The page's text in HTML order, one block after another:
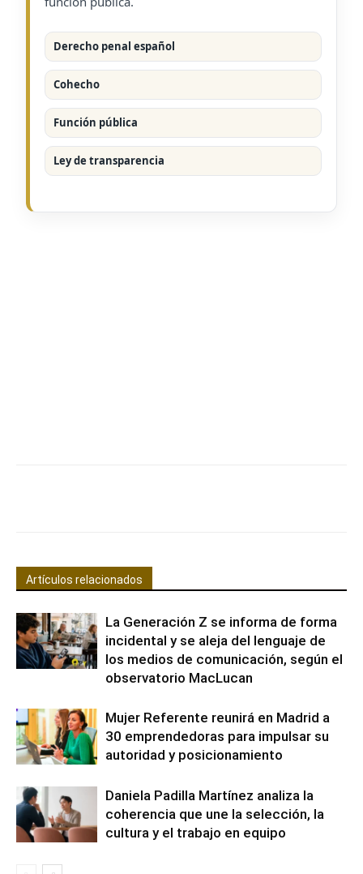
Derecho penal español
Cohecho
Función pública
Ley de transparencia
Artículos relacionados
La Generación Z se informa de forma
incidental y se aleja del lenguaje de
los medios de comunicación, según el
observatorio MacLucan
Mujer Referente reunirá en Madrid a
30 emprendedoras para impulsar su
autoridad y posicionamiento
Daniela Padilla Martínez analiza la
coherencia que une la selección, la
cultura y el trabajo en equipo